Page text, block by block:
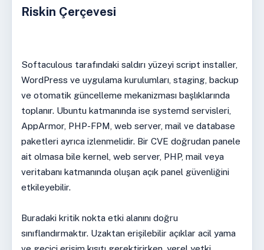
Riskin Çerçevesi
Softaculous tarafındaki saldırı yüzeyi script installer,
WordPress ve uygulama kurulumları, staging, backup
ve otomatik güncelleme mekanizması başlıklarında
toplanır. Ubuntu katmanında ise systemd servisleri,
AppArmor, PHP-FPM, web server, mail ve database
paketleri ayrıca izlenmelidir. Bir CVE doğrudan panele
ait olmasa bile kernel, web server, PHP, mail veya
veritabanı katmanında oluşan açık panel güvenliğini
etkileyebilir.
Buradaki kritik nokta etki alanını doğru
sınıflandırmaktır. Uzaktan erişilebilir açıklar acil yama